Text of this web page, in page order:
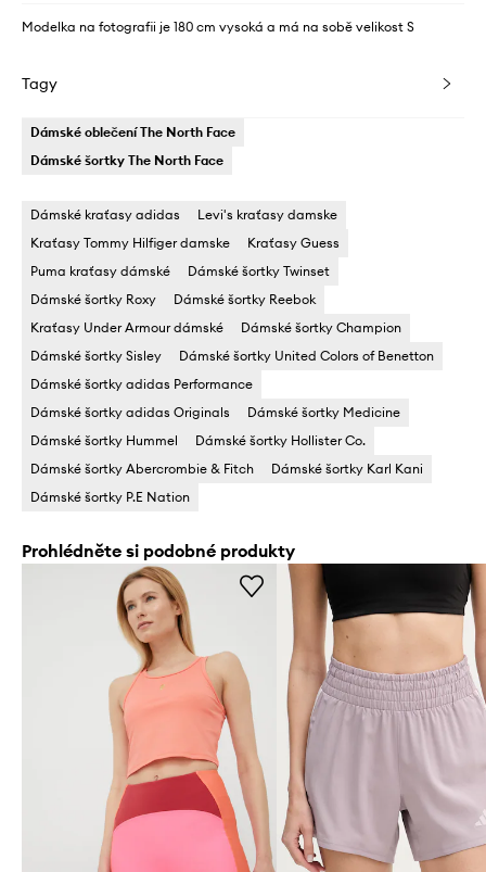
Modelka na fotografii je 180 cm vysoká a má na sobě velikost S
Tagy
Dámské oblečení The North Face
Dámské šortky The North Face
Dámské kraťasy adidas
Levi's kraťasy damske
Kraťasy Tommy Hilfiger damske
Kraťasy Guess
Puma kraťasy dámské
Dámské šortky Twinset
Dámské šortky Roxy
Dámské šortky Reebok
Kraťasy Under Armour dámské
Dámské šortky Champion
Dámské šortky Sisley
Dámské šortky United Colors of Benetton
Dámské šortky adidas Performance
Dámské šortky adidas Originals
Dámské šortky Medicine
Dámské šortky Hummel
Dámské šortky Hollister Co.
Dámské šortky Abercrombie & Fitch
Dámské šortky Karl Kani
Dámské šortky P.E Nation
Prohlédněte si podobné produkty